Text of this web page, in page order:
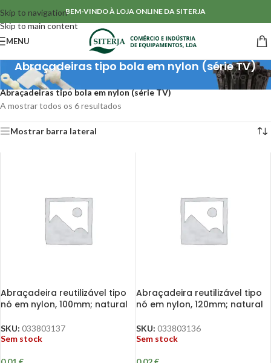
Skip to navigation
Skip to main content
BEM-VINDO À LOJA ONLINE DA SITERJA
MENU
Abraçadeiras tipo bola em nylon (série TV)
Início/ Acessórios para Cablagens Abraçadeiras plásticas e metálicas/
Abraçadeiras tipo bola em nylon (série TV)
A mostrar todos os 6 resultados
Mostrar barra lateral
Abraçadeira reutilizável tipo
nó em nylon, 100mm; natural
SKU: 033803137
Sem stock
Abraçadeira reutilizável tipo
nó em nylon, 120mm; natural
SKU: 033803136
Sem stock